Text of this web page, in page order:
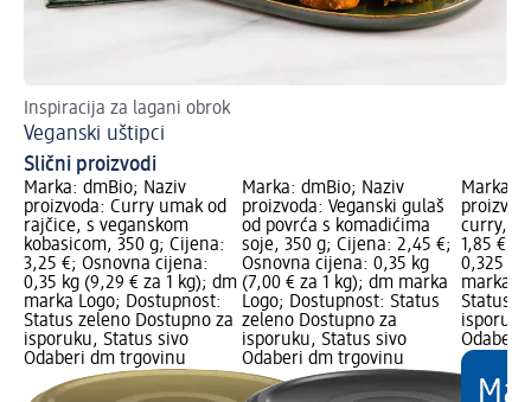
Inspiracija za lagani obrok
Veganski uštipci
Slični proizvodi
Marka: dmBio; Naziv
proizvoda: Curry umak od
rajčice, s veganskom
kobasicom, 350 g; Cijena:
3,25 €; Osnovna cijena:
0,35 kg (9,29 € za 1 kg); dm
marka Logo; Dostupnost:
Status zeleno Dostupno za
isporuku, Status sivo
Odaberi dm trgovinu
Marka: dmBio; Naziv
proizvoda: Veganski gulaš
od povrća s komadićima
soje, 350 g; Cijena: 2,45 €;
Osnovna cijena: 0,35 kg
(7,00 € za 1 kg); dm marka
Logo; Dostupnost: Status
zeleno Dostupno za
isporuku, Status sivo
Odaberi dm trgovinu
Marka:
curry,
1,85 €;
0,325 l
marka
Status
Odaberi